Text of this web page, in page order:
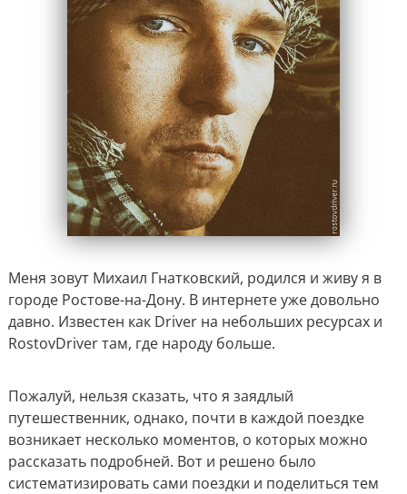
Меня зовут Михаил Гнатковский, родился и живу я в
городе Ростове-на-Дону. В интернете уже довольно
давно. Известен как Driver на небольших ресурсах и
RostovDriver там, где народу больше.
Пожалуй, нельзя сказать, что я заядлый
путешественник, однако, почти в каждой поездке
возникает несколько моментов, о которых можно
рассказать подробней. Вот и решено было
систематизировать сами поездки и поделиться тем